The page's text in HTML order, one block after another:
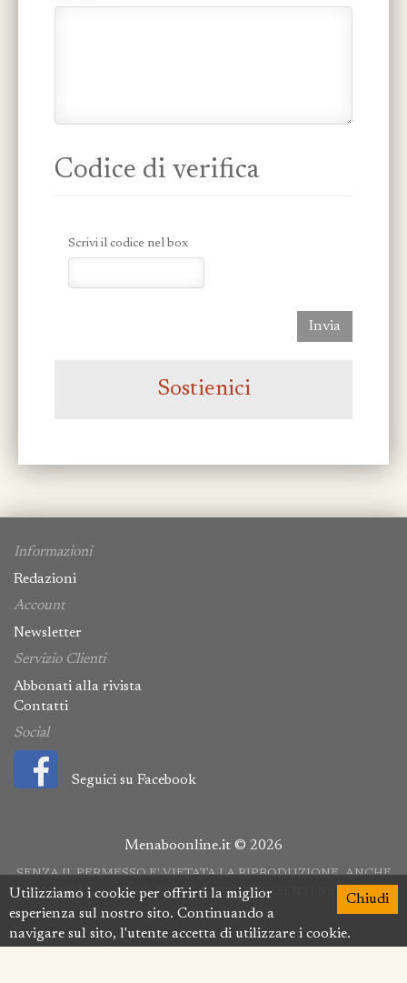
Codice di verifica
Scrivi il codice nel box
Invia
Sostienici
Informazioni
Redazioni
Account
Newsletter
Servizio Clienti
Abbonati alla rivista
Contatti
Social
Seguici su Facebook
Menaboonline.it © 2026
SENZA IL PERMESSO E' VIETATA LA RIPRODUZIONE, ANCHE
PARZIALE, Di FOTO, VIDEO E TESTI PRESENTI NEL SITO
Chiudi
Utilizziamo i cookie per offrirti la miglior
esperienza sul nostro sito. Continuando a
navigare sul sito, l'utente accetta di utilizzare i cookie.